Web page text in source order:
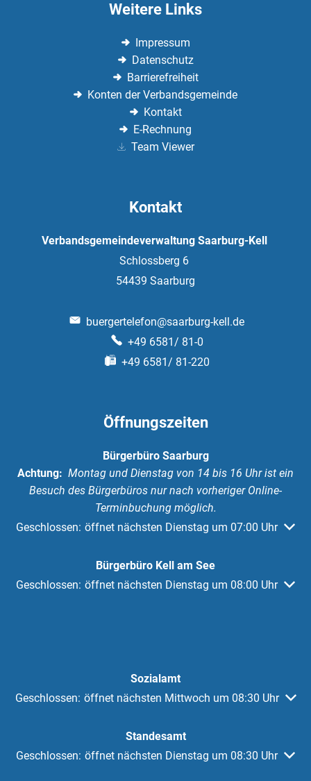
Weitere Links
Impressum
Datenschutz
Barrierefreiheit
Konten der Verbandsgemeinde
Kontakt
E-Rechnung
Team Viewer
Kontakt
Verbandsgemeindeverwaltung Saarburg-Kell
Schlossberg 6
54439 Saarburg
buergertelefon@saarburg-kell.de
+49 6581/ 81-0
+49 6581/ 81-220
Öffnungszeiten
Bürgerbüro Saarburg
Achtung: Montag und Dienstag von 14 bis 16 Uhr ist ein
Besuch des Bürgerbüros nur nach vorheriger Online-
Terminbuchung möglich.
Klicken, um weitere Öffnungs- oder Schließzeiten
Geschlossen: öffnet nächsten Dienstag um 07:00 Uhr
Bürgerbüro Kell am See
Klicken, um weitere Öffnungs- oder Schließzeiten
Geschlossen: öffnet nächsten Dienstag um 08:00 Uhr
Sozialamt
Klicken, um weitere Öffnungs- oder Schließzeiten
Geschlossen: öffnet nächsten Mittwoch um 08:30 Uhr
Standesamt
Klicken, um weitere Öffnungs- oder Schließzeiten
Geschlossen: öffnet nächsten Dienstag um 08:30 Uhr